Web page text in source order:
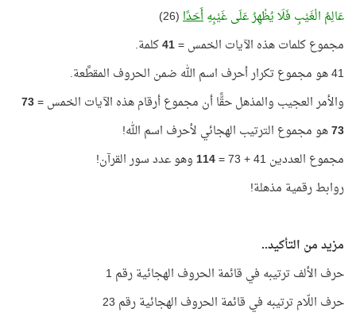
عَالِمُ الْغَيْبِ فَلَا يُظْهِرُ عَلَى غَيْبِهِأَحَدًا(26)
مجموع كلمات هذه الآيات الخمس =41كلمة.
41 هو مجموع تكرار أحرف اسم الله ضمن الحروف المقطَّعة.
والأمر العجيب والمذهل حقًّا أن مجموع أرقام هذه الآيات الخمس =73
73هو مجموع الترتيب الهجائي لأحرف اسم الله!
مجموع العددين 41 + 73 =
114وهو عدد سور القرآن!
روابط رقمية مذهلة!
مزيد من التأكيد..
حرف الألف ترتيبه في قائمة الحروف الهجائية رقم 1
حرف اللّام ترتيبه في قائمة الحروف الهجائية رقم 23